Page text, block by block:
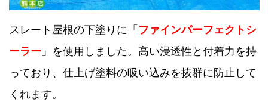
スレート屋根の下塗りに「 ファインパーフェクトシ
ーラー」を使用しました。高い浸透性と付着力を持
っており、仕上げ塗料の吸い込みを抜群に防止して
くれます。